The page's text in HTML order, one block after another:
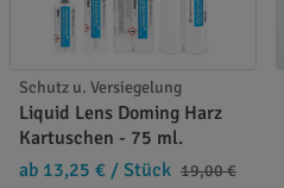
Schutz u. Versiegelung
Liquid Lens Doming Harz
Kartuschen - 75 ml.
ab 13,25 € / Stück 19,00 €